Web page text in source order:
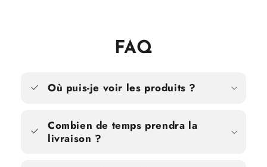
FAQ
Où puis-je voir les produits ?
Combien de temps prendra la
livraison ?